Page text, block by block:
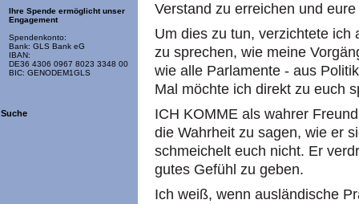
Ihre Spende ermöglicht unser
Engagement
Spendenkonto:
Bank: GLS Bank eG
IBAN:
DE36 4306 0967 8023 3348 00
BIC: GENODEM1GLS
Suche
Verstand zu erreichen und
Um dies zu tun, verzichtete
zu sprechen, wie meine
wie alle Parlamente - aus
Mal möchte ich direkt zu euch
ICH KOMME als wahrer
die Wahrheit zu sagen, wie er
schmeichelt euch nicht. Er
gutes Gefühl zu geben.
Ich weiß, wenn ausländische